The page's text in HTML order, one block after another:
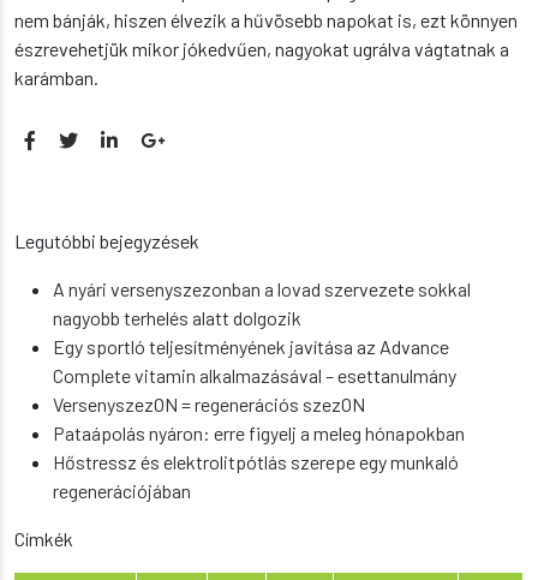
nem bánják, hiszen élvezik a hűvösebb napokat is, ezt könnyen
észrevehetjük mikor jókedvűen, nagyokat ugrálva vágtatnak a
karámban.
Legutóbbi bejegyzések
A nyári versenyszezonban a lovad szervezete sokkal
nagyobb terhelés alatt dolgozik
Egy sportló teljesítményének javítása az Advance
Complete vitamin alkalmazásával – esettanulmány
VersenyszezON = regenerációs szezON
Pataápolás nyáron: erre figyelj a meleg hónapokban
Hőstressz és elektrolitpótlás szerepe egy munkaló
regenerációjában
Címkék